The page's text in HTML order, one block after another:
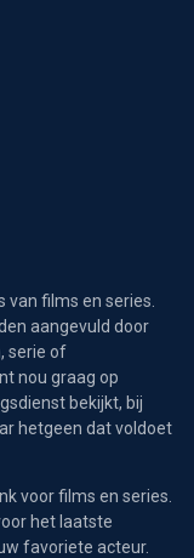
films en series.
aangevuld door
serie of
nou graag op
bekijkt, bij
hetgeen dat voldoet
voor films en series.
het laatste
favoriete acteur.